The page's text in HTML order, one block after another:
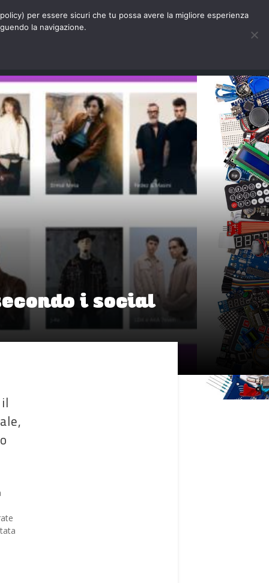
i social
per essere sicuri che tu possa avere la migliore esperienza
la navigazione.